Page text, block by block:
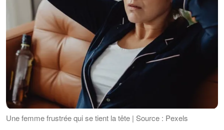
Une femme frustrée qui se tient la tête | Source : Pexels